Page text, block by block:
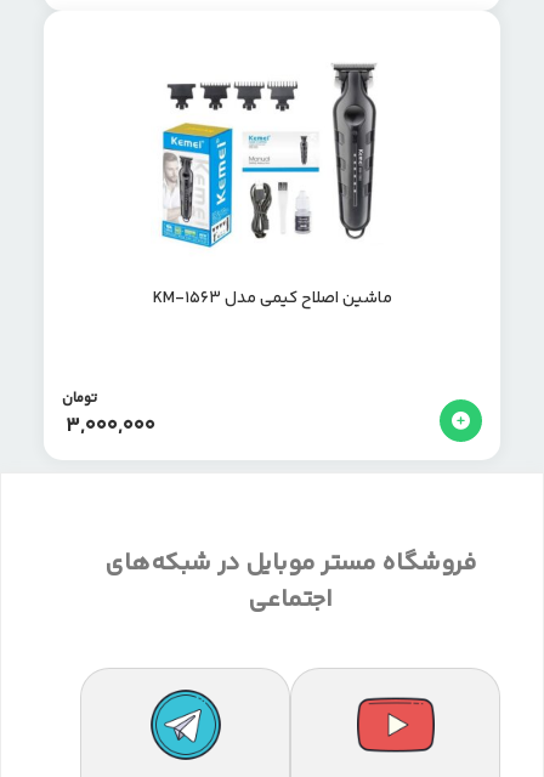
ماشین اصلاح کیمی مدل KM-1563
3,000,000
تومان
فروشگاه مستر موبایل در شبکه‌های
اجتماعی